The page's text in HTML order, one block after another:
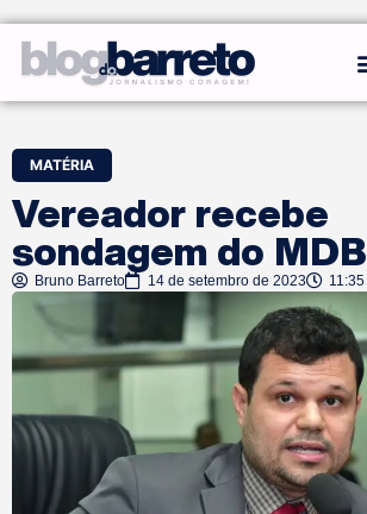
MATÉRIA
Vereador recebe
sondagem do MDB
Bruno Barreto 14 de setembro de 2023 11:35